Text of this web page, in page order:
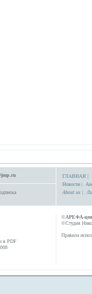
ГЛАВНАЯ |
Новости |
About us |
в PDF
©АРЕФА-
©Студия
Правила